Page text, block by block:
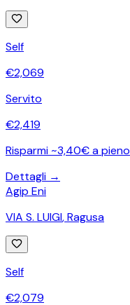
Self
€2,069
Servito
€2,419
Risparmi ~3,40€ a pieno
Dettagli →
Agip Eni
VIA S. LUIGI,Ragusa
Self
€2,079